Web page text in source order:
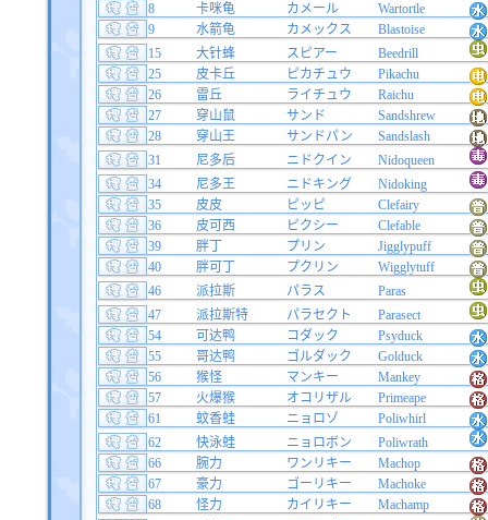
8
卡咪龟 カメール
Wartortle
9
水箭龟 カメックス
Blastoise
15
大针蜂 スピアー
Beedrill
25
皮卡丘 ピカチュウ
Pikachu
26
雷丘 ライチュウ
Raichu
27
穿山鼠 サンド
Sandshrew
28
穿山王 サンドパン
Sandslash
31
尼多后 ニドクイン
Nidoqueen
34
尼多王 ニドキング
Nidoking
35
皮皮 ピッピ
Clefairy
36
皮可西 ピクシー
Clefable
39
胖丁 プリン
Jigglypuff
40
胖可丁 プクリン
Wigglytuff
46
派拉斯 パラス
Paras
47
派拉斯特 パラセクト
Parasect
54
可达鸭 コダック
Psyduck
55
哥达鸭 ゴルダック
Golduck
56
猴怪 マンキー
Mankey
57
火爆猴 オコリザル
Primeape
61
蚊香蛙 ニョロゾ
Poliwhirl
62
快泳蛙 ニョロボン
Poliwrath
66
腕力 ワンリキー
Machop
67
豪力 ゴーリキー
Machoke
68
怪力 カイリキー
Machamp